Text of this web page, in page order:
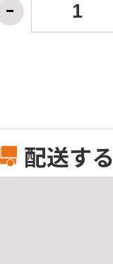
配送する